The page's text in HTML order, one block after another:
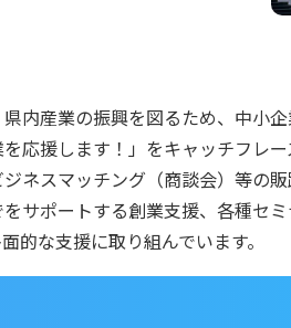
内産業の振興を図るため、中小
応援します！」をキャッチフレ
ネスマッチング（商談会）等の
サポートする創業支援、各種セ
的な支援に取り組んでいます。